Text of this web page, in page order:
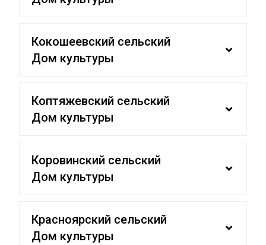
Кокошеевский сельский
Дом культуры
Коптяжевский сельский
Дом культуры
Коровинский сельский
Дом культуры
Красноярский сельский
Дом культуры